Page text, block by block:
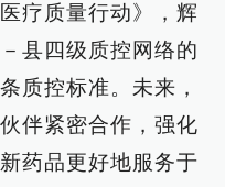
疗质量行动》，辉
县四级质控网络的
质控标准。未来，
伴紧密合作，强化
药品更好地服务于